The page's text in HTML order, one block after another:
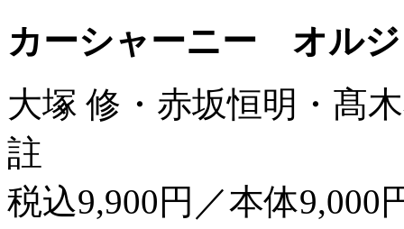
カーシャーニー オル
大塚 修・赤坂恒明・髙
註
税込9,900円／本体9,000